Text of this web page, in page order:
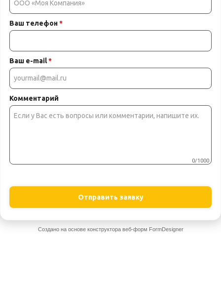
Ваш телефон*
Ваш e-mail*
Комментарий
0/1000
Отправить заявку
Создано на основе конструктора веб-форм FormDesigner